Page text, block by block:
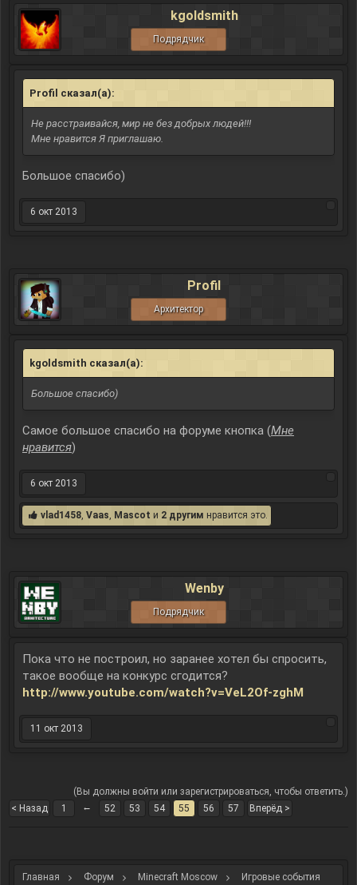
kgoldsmith
Подрядчик
Profil сказал(а):
Не расстраивайся, мир не без добрых людей!!!
Мне нравится Я приглашаю.
Большое спасибо)
6 окт 2013
Profil
Архитектор
kgoldsmith сказал(а):
Большое спасибо)
Самое большое спасибо на форуме кнопка (Мне
нравится)
6 окт 2013
vlad1458, Vaas, Mascot и 2 другим нравится это.
Wenby
Подрядчик
Пока что не построил, но заранее хотел бы спросить,
такое вообще на конкурс сгодится?
http://www.youtube.com/watch?v=VeL2Of-zghM
11 окт 2013
(Вы должны войти или зарегистрироваться, чтобы ответить.)
< Назад
1 ← 52 53 54 55 56 57 Вперёд >
Главная Форум Minecraft Moscow Игровые события